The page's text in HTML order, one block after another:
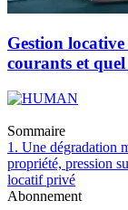
Gestion
courants et
Sommaire
1. Une dégradation
propriété, pression
locatif privé
Abonnement